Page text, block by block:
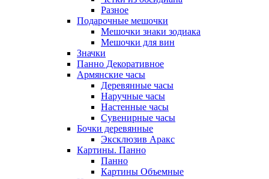
Разное
Подарочные мешочки
Мешочки знаки зодиака
Мешочки для вин
Значки
Панно Декоративное
Армянские часы
Деревянные часы
Наручные часы
Настенные часы
Сувенирные часы
Бочки деревянные
Эксклюзив Аракс
Картины. Панно
Панно
Картины Объемные